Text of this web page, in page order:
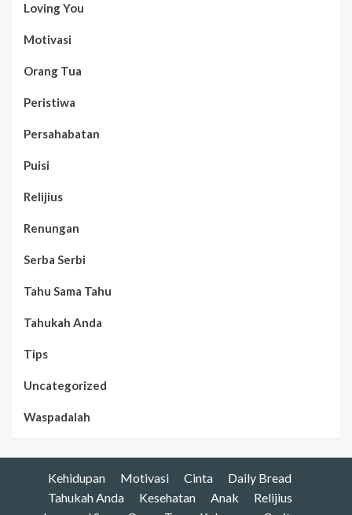
Loving You
Motivasi
Orang Tua
Peristiwa
Persahabatan
Puisi
Relijius
Renungan
Serba Serbi
Tahu Sama Tahu
Tahukah Anda
Tips
Uncategorized
Waspadalah
Kehidupan Motivasi Cinta
Daily Bread
Tahukah Anda
Kesehatan Anak
Relijius